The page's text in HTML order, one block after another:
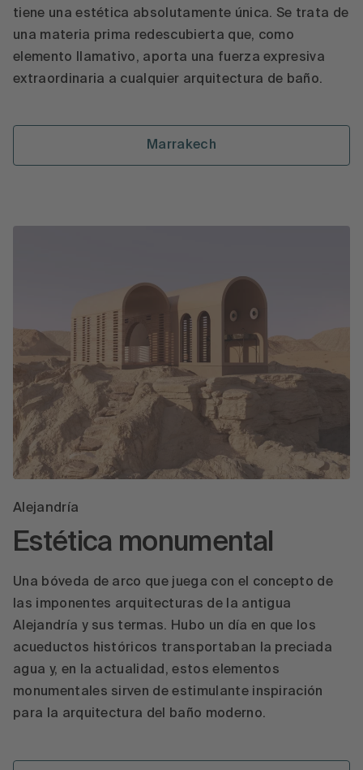
tiene una estética absolutamente única. Se trata de
una materia prima redescubierta que, como
elemento llamativo, aporta una fuerza expresiva
extraordinaria a cualquier arquitectura de baño.
Marrakech
Alejandría
Estética monumental
Una bóveda de arco que juega con el concepto de
las imponentes arquitecturas de la antigua
Alejandría y sus termas. Hubo un día en que los
acueductos históricos transportaban la preciada
agua y, en la actualidad, estos elementos
monumentales sirven de estimulante inspiración
para la arquitectura del baño moderno.